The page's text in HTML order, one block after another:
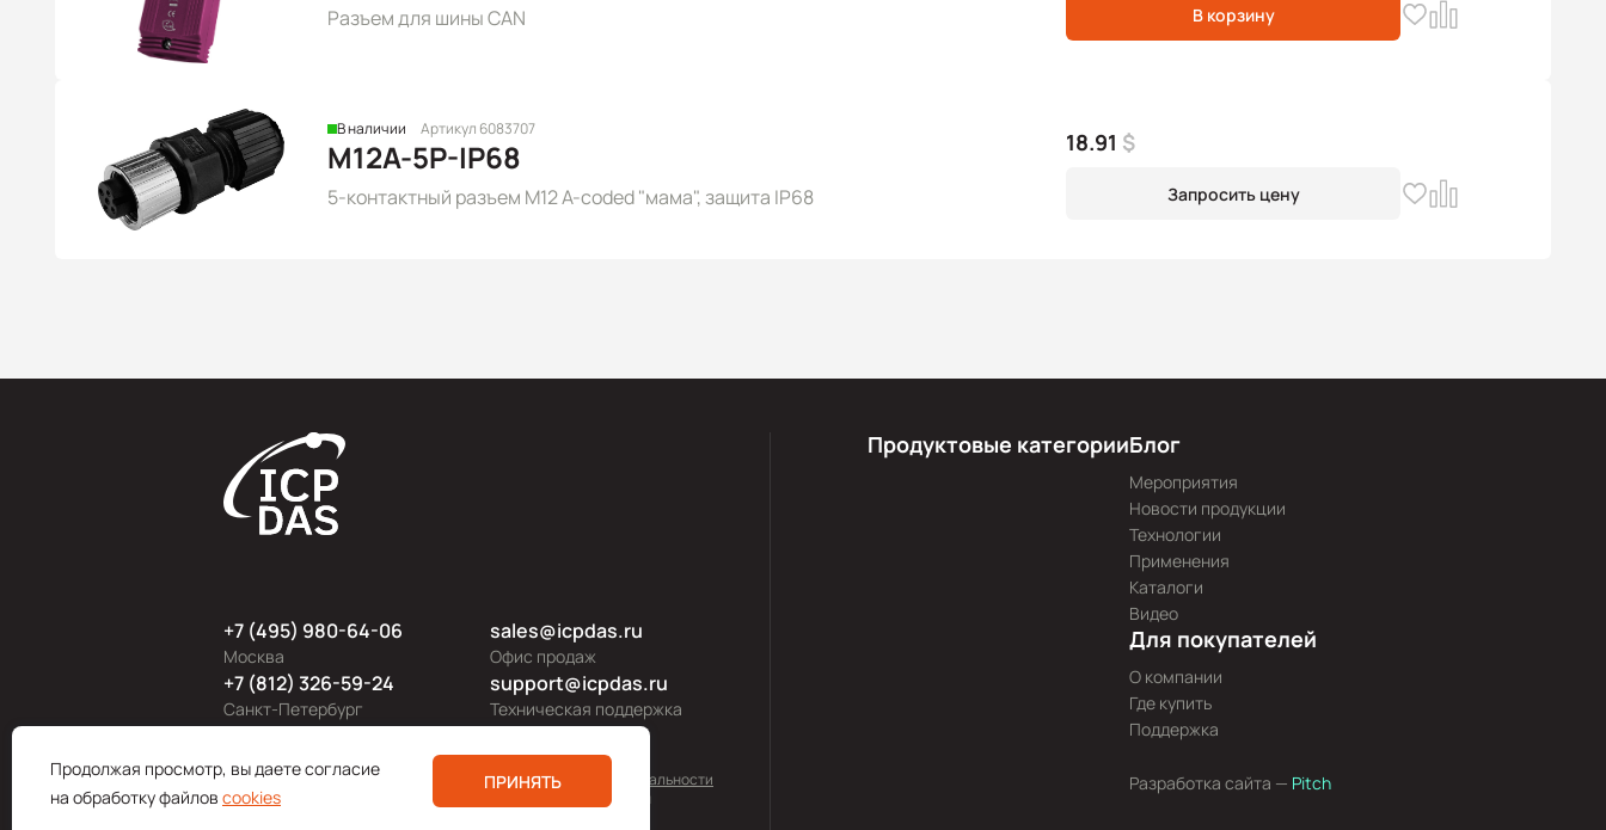
Разъем для шины CAN В корзину
В наличии Артикул 6083707
M12A-5P-IP68
5-контактный разъем M12 A-coded "мама", защита IP68
18.91 $
Запросить цену
Москва
+7 (495) 980-64-06
Офис продаж
sales@icpdas.ru
Санкт-Петербург
+7 (812) 326-59-24
Техническая поддержка
support@icpdas.ru
Политика конфиденциальности
© 2000—2026 icpdas.ru
Продуктовые категорииБлог
Мероприятия
Новости продукции
Технологии
Применения
Каталоги
Видео
Для покупателей
О компании
Где купить
Поддержка
Разработка сайта — Pitch
Продолжая просмотр, вы даете согласие
на обработку файлов cookies
ПРИНЯТЬ